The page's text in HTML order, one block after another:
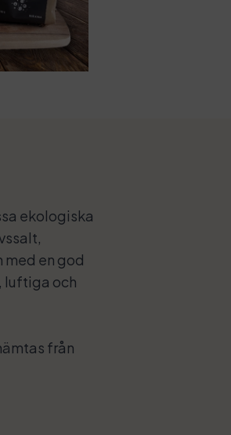
ekologiska
en god
luftiga och
från